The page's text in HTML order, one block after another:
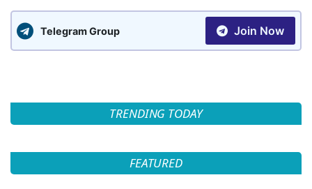
Telegram Group Join Now
TRENDING TODAY
FEATURED